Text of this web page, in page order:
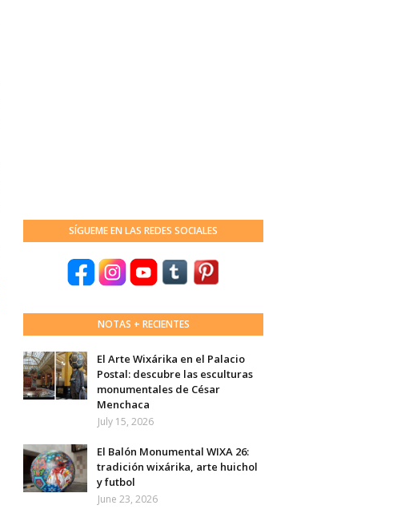
SÍGUEME EN LAS REDES SOCIALES
NOTAS + RECIENTES
El Arte Wixárika en el Palacio
Postal: descubre las esculturas
monumentales de César
Menchaca
July 15, 2026
El Balón Monumental WIXA 26:
tradición wixárika, arte huichol
y futbol
June 23, 2026